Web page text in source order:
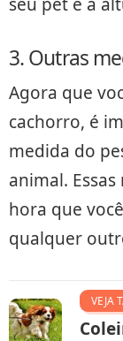
3. Outras
Agora que
cachorro, é
medida do
animal.
hora que
qualquer
VEJA